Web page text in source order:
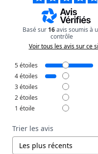
Basé sur 16 avis soumis à
contrôle
Voir tous les avis sur ce
5étoiles
4étoiles
3étoiles
2étoiles
1 étoile
Trier les avis